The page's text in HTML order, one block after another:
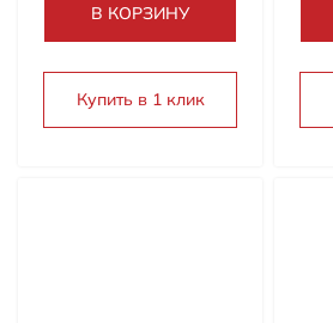
В КОРЗИНУ
Купить в 1 клик